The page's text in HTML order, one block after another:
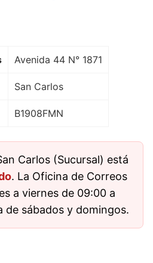
Avenida 44 N° 1871
San Carlos
B1908FMN
Carlos (Sucursal) está
. La Oficina de Correos
a viernes de 09:00 a
de sábados y domingos.